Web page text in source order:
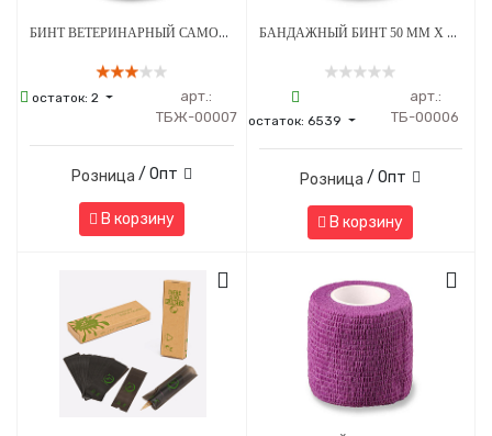
БИНТ ВЕТЕРИНАРНЫЙ САМОФИКСИРУЮЩИЙСЯ ДЛЯ ЖИВОТНЫХ 50 ММ Х 4.5 М ЧЕРНЫЙ
остаток:2
арт.:
ТБЖ-00007
Розница / Опт
В корзину
БАНДАЖНЫЙ БИНТ 50 ММ Х 4.5 М БЕЖЕВЫЙ 1 ШТУКА
остаток: 6539
арт.:
ТБ-00006
Розница / Опт
В корзину